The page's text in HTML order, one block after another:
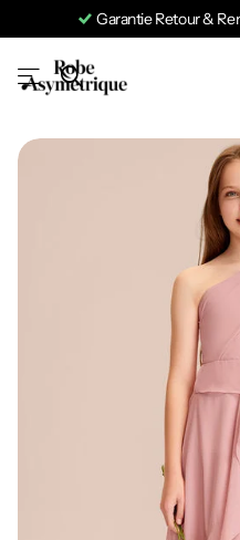
Garantie Retour &